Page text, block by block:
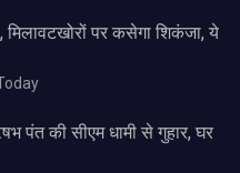
पर कसेगा शिकंजा, ये
पंत की सीएम धामी से गुहार, घर